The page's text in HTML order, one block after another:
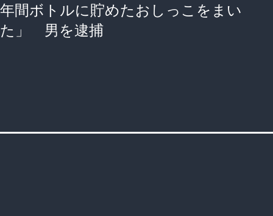
年間ボトルに貯めたおしっこをまい
た」 男を逮捕